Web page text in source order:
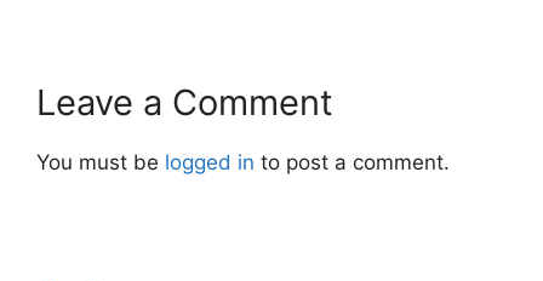
Leave a Comment
You must be logged in to post a comment.